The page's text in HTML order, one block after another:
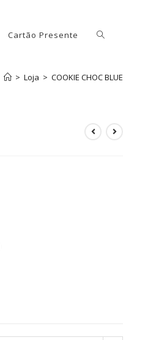
Cartão Presente
> Loja > COOKIE CHOC BLUE